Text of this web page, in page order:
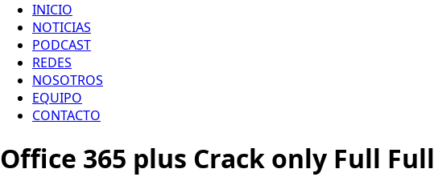
INICIO
NOTICIAS
PODCAST
REDES
NOSOTROS
EQUIPO
CONTACTO
Office 365 plus Crack only Full Full